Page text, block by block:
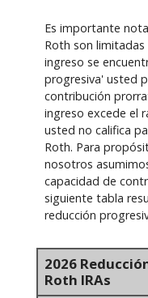
Es importante
Roth son limitadas
ingreso se
progresiva' usted
contribución
ingreso excede el
usted no califica
Roth. Para
nosotros
capacidad de
siguiente tabla
reducción
2026
Roth IRAs